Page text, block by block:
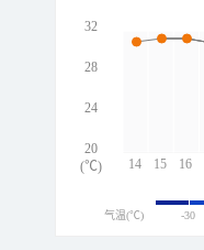
14 15 16
32
28
24
20
(℃)
气温(℃) -30